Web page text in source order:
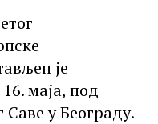
је
маја, под
у Београду.